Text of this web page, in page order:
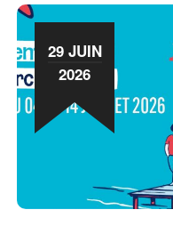
29 JUIN
2026